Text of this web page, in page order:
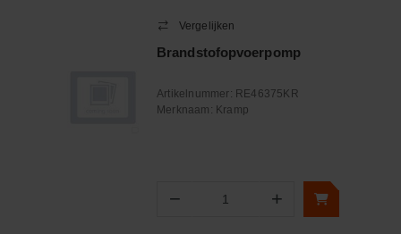
Vergelijken
Brandstofopvoerpomp
Artikelnummer: RE46375KR
Merknaam: Kramp
− Aantal +